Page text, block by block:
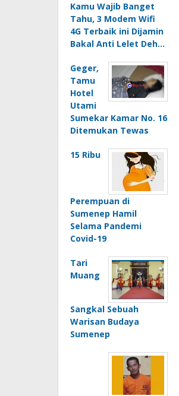
Kamu Wajib Banget
Tahu, 3 Modem Wifi
4G Terbaik ini Dijamin
Bakal Anti Lelet Deh…
Geger,
Tamu
Hotel
Utami
Sumekar Kamar No. 16
Ditemukan Tewas
15 Ribu
Perempuan di
Sumenep Hamil
Selama Pandemi
Covid-19
Tari
Muang
Sangkal Sebuah
Warisan Budaya
Sumenep